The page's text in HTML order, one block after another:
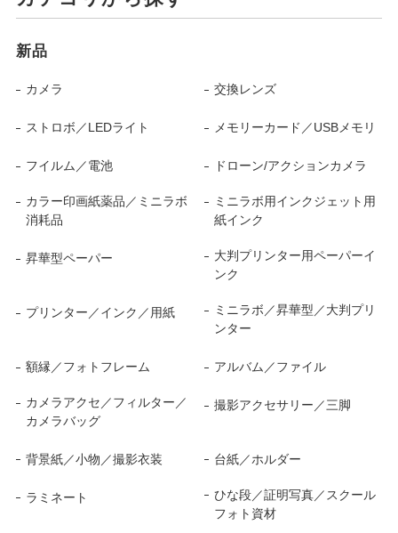
新品
カメラ 交換レンズ
ストロボ／LEDライト メモリーカード／USBメモリ
フイルム／電池 ドローン/アクションカメラ
カラー印画紙薬品／ミニラボ
消耗品
ミニラボ用インクジェット用
紙インク
昇華型ペーパー
大判プリンター用ペーパーイ
ンク
プリンター／インク／用紙
ミニラボ／昇華型／大判プリ
ンター
額縁／フォトフレーム アルバム／ファイル
カメラアクセ／フィルター／
カメラバッグ
撮影アクセサリー／三脚
背景紙／小物／撮影衣装 台紙／ホルダー
ラミネート
ひな段／証明写真／スクール
フォト資材